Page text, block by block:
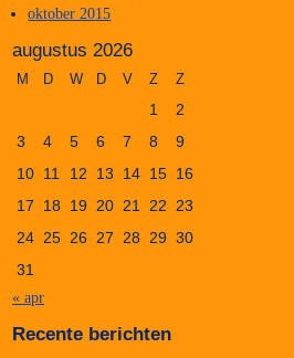
oktober 2015
augustus 2026
M D W D V Z Z
1
2
3
4 5 6 7 8
9
10 11 12 13 14 15 16
17
18 19 20 21 22
23
24 25 26 27 28 29 30
31
« apr
Recente berichten